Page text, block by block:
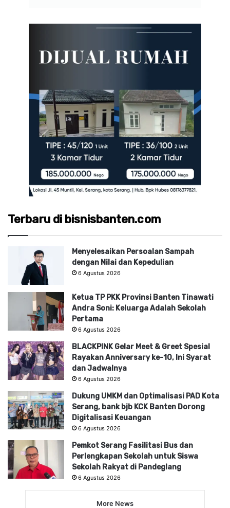
Terbaru di bisnisbanten.com
Menyelesaikan Persoalan Sampah
dengan Nilai dan Kepedulian
6 Agustus 2026
Ketua TP PKK Provinsi Banten Tinawati
Andra Soni: Keluarga Adalah Sekolah
Pertama
6 Agustus 2026
BLACKPINK Gelar Meet & Greet Spesial
Rayakan Anniversary ke-10, Ini Syarat
dan Jadwalnya
6 Agustus 2026
Dukung UMKM dan Optimalisasi PAD Kota
Serang, bank bjb KCK Banten Dorong
Digitalisasi Keuangan
6 Agustus 2026
Pemkot Serang Fasilitasi Bus dan
Perlengkapan Sekolah untuk Siswa
Sekolah Rakyat di Pandeglang
6 Agustus 2026
More News